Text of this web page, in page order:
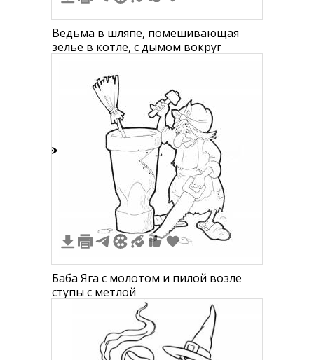
Ведьма в шляпе, помешивающая
зелье в котле, с дымом вокруг
Баба Яга с молотом и пилой возле
ступы с метлой